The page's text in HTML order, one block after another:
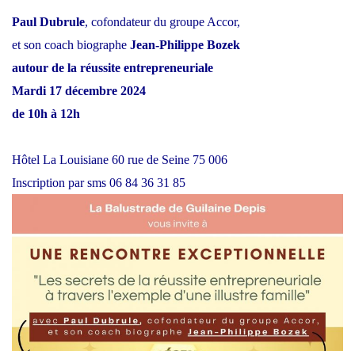
Paul Dubrule, cofondateur du groupe Accor,
et son coach biographe Jean-Philippe Bozek
autour de la réussite entrepreneuriale
Mardi 17 décembre 2024
de 10h à 12h
Hôtel La Louisiane 60 rue de Seine 75 006
Inscription par sms 06 84 36 31 85